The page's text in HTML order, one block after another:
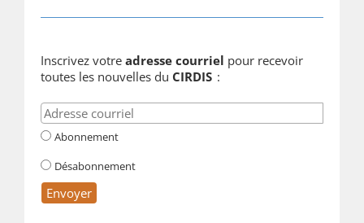
Inscrivez votre adresse courriel pour recevoir
toutes les nouvelles du CIRDIS :
Abonnement
Désabonnement